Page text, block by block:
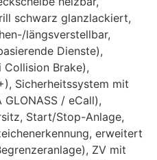
schwarz glanzlackiert,
längsverstellbar,
Dienste),
Brake),
Sicherheitssystem mit
/ eCall),
Start/Stop-Anlage,
erweitert
ZV mit